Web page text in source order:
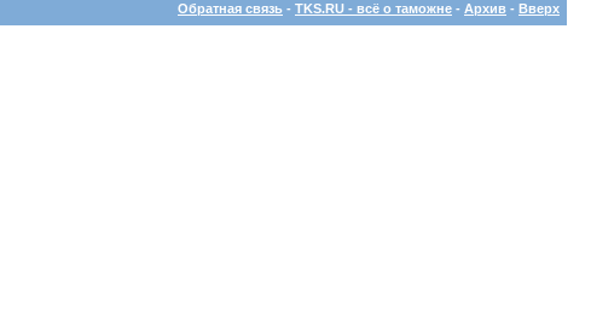
Обратная связь - TKS.RU - всё о таможне - Архив - Вверх